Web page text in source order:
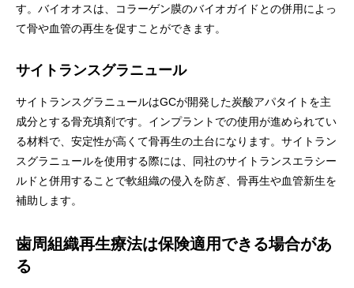
す。バイオオスは、コラーゲン膜のバイオガイドとの併用によっ
て骨や血管の再生を促すことができます。
サイトランスグラニュール
サイトランスグラニュールはGCが開発した炭酸アパタイトを主
成分とする骨充填剤です。インプラントでの使用が進められてい
る材料で、安定性が高くて骨再生の土台になります。サイトラン
スグラニュールを使用する際には、同社のサイトランスエラシー
ルドと併用することで軟組織の侵入を防ぎ、骨再生や血管新生を
補助します。
歯周組織再生療法は保険適用できる場合があ
る